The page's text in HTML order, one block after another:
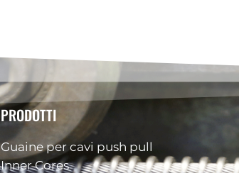
PRODOTTI
Guaine per cavi push pull
Inner Cores